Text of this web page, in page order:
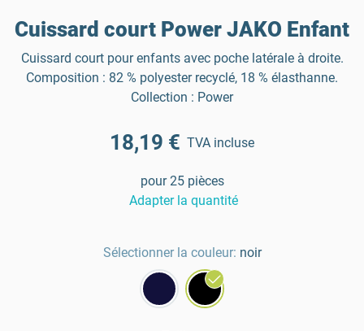
Cuissard court Power JAKO Enfant
Cuissard court pour enfants avec poche latérale à droite.
Composition : 82 % polyester recyclé, 18 % élasthanne.
Collection : Power
18,19 € TVA incluse
pour 25 pièces
Adapter la quantité
Sélectionner la couleur: noir